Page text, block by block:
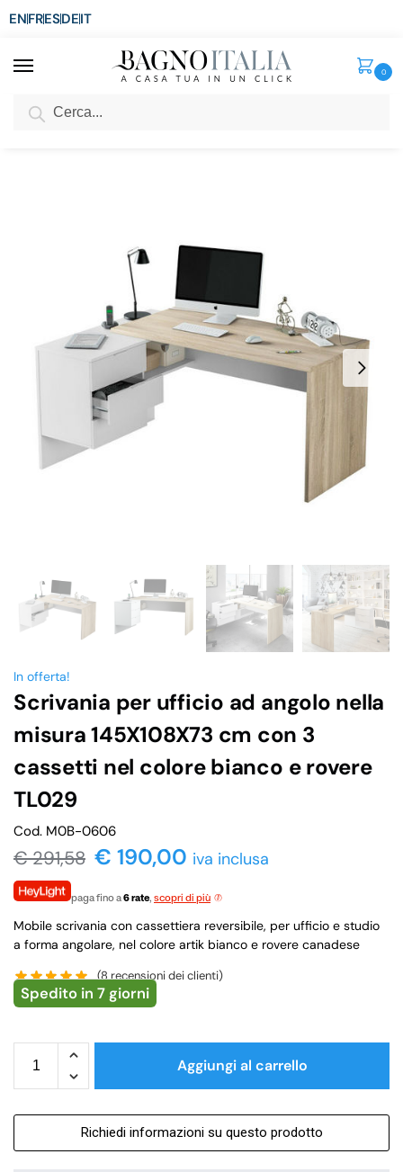
ENFRESDEIT
0
SCONTO del 3%
In offerta!
Scrivania per ufficio ad angolo nella
misura 145X108X73 cm con 3
cassetti nel colore bianco e rovere
TL029
Cod. M0B-0606
€291,58 € 190,00 iva inclusa
paga fino a6 rate, scopri di più
Mobile scrivania con cassettiera reversibile, per ufficio e studio
a forma angolare, nel colore artik bianco e rovere canadese
(8recensioni dei clienti)
Spedito in 7 giorni
Aggiungi al carrello
Richiedi informazioni su questo prodotto